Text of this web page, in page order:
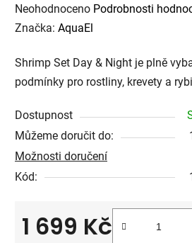
Průměrné
hodnocení
je
0,0
5
hvězdiček.
Neohodnoceno Podrobnosti
Značka: AquaEl
Shrimp Set Day & Night je plně
podmínky pro rostliny, krevety a
Dostupnost
Můžeme doručit do:
Možnosti doručení
Kód:
1 699 Kč